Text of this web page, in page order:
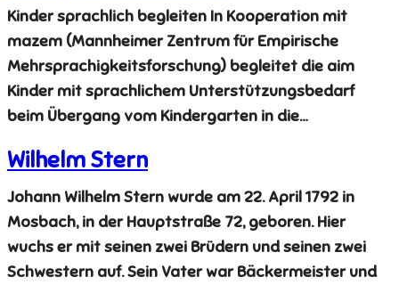
Kinder sprachlich begleiten In Kooperation mit
mazem (Mannheimer Zentrum für Empirische
Mehrsprachigkeitsforschung) begleitet die aim
Kinder mit sprachlichem Unterstützungsbedarf
beim Übergang vom Kindergarten in die…
Wilhelm Stern
Johann Wilhelm Stern wurde am 22. April 1792 in
Mosbach, in der Hauptstraße 72, geboren. Hier
wuchs er mit seinen zwei Brüdern und seinen zwei
Schwestern auf. Sein Vater war Bäckermeister und